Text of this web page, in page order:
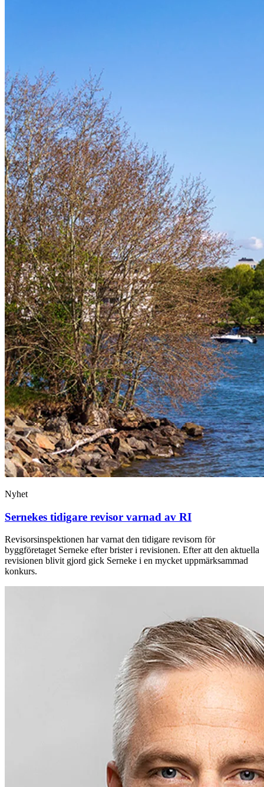
Nyhet
Sernekes tidigare revisor varnad av RI
Revisorsinspektionen har varnat den tidigare revisorn för
byggföretaget Serneke efter brister i revisionen. Efter att den aktuella
revisionen blivit gjord gick Serneke i en mycket uppmärksammad
konkurs.